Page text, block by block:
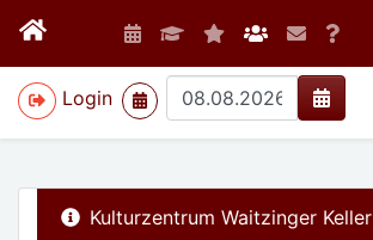
Login
>
Kulturzentrum Waitzinger Keller